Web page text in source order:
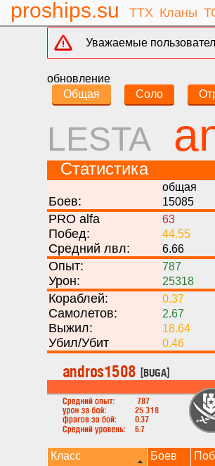
proships.su ТТХ Кланы
Уважаемые
обновление
Общая
Соло
LESTA
Статистика
общая
Боев: 15085
PRO alfa 63
Побед: 44.55
Средний лвл: 6.66
Опыт: 787
Урон: 25318
Кораблей: 0.37
Самолетов: 2.67
Выжил: 18.64
Убил/Убит 0.46
Класс Боев